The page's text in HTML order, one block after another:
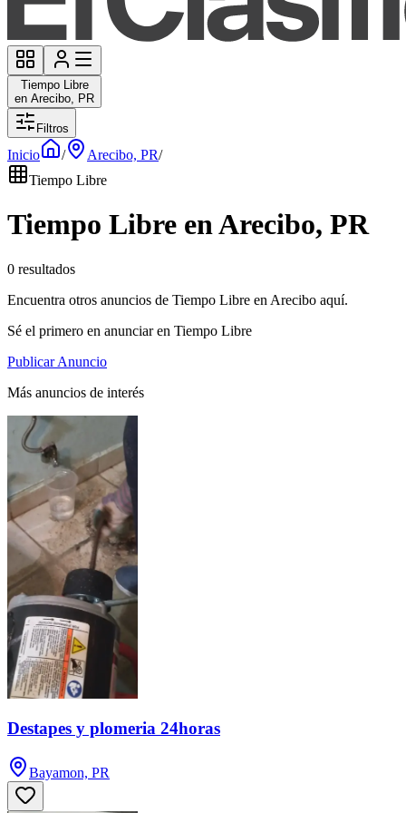
Tiempo Libre
en Arecibo, PR
Filtros
Inicio / Arecibo, PR/
Tiempo Libre
Tiempo Libre en Arecibo, PR
0 resultados
Encuentra otros anuncios de Tiempo Libre en Arecibo aquí.
Sé el primero en anunciar en Tiempo Libre
Publicar Anuncio
Más anuncios de interés
Destapes y plomeria 24horas
Bayamon, PR